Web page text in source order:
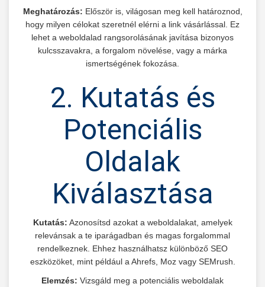
Meghatározás: Először is, világosan meg kell határoznod,
hogy milyen célokat szeretnél elérni a link vásárlással. Ez
lehet a weboldalad rangsorolásának javítása bizonyos
kulcsszavakra, a forgalom növelése, vagy a márka
ismertségének fokozása.
2. Kutatás és
Potenciális
Oldalak
Kiválasztása
Kutatás: Azonosítsd azokat a weboldalakat, amelyek
relevánsak a te iparágadban és magas forgalommal
rendelkeznek. Ehhez használhatsz különböző SEO
eszközöket, mint például a Ahrefs, Moz vagy SEMrush.
Elemzés: Vizsgáld meg a potenciális weboldalak